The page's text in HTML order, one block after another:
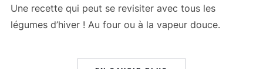
Une recette qui peut se revisiter avec tous les
légumes d’hiver ! Au four ou à la vapeur douce.